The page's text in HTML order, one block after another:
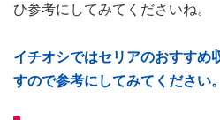
ひ参考にしてみてくださいね。
イチオシではセリアのおすすめ
すので参考にしてみてください。